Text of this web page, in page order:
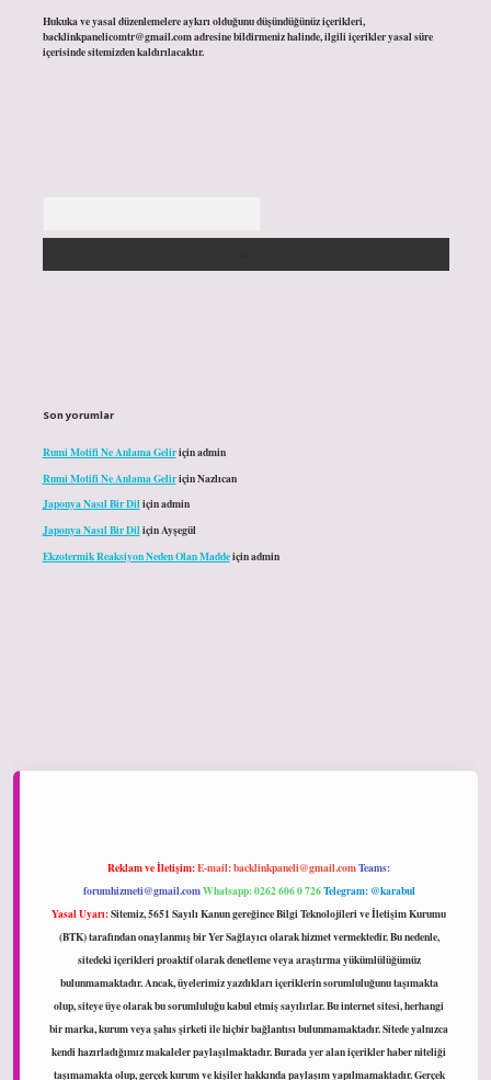
Hukuka ve yasal düzenlemelere aykırı olduğunu düşündüğünüz içerikleri,
backlinkpanelicomtr@gmail.comadresine bildirmeniz halinde, ilgili içerikler yasal süre
içerisinde sitemizden kaldırılacaktır.
Son yorumlar
Rumi Motifi Ne Anlama Geliriçinadmin
Rumi Motifi Ne Anlama GeliriçinNazlıcan
Japonya Nasıl Bir Diliçinadmin
Japonya Nasıl Bir DiliçinAyşegül
Ekzotermik Reaksiyon Neden Olan Maddeiçinadmin
Reklam ve İletişim:E-mail:backlinkpaneli@gmail.comTeams:
forumhizmeti@gmail.comWhatsapp: 0262 606 0 726Telegram: @karabul
Yasal Uyarı:Sitemiz, 5651 Sayılı Kanun gereğince Bilgi Teknolojileri ve İletişim Kurumu
(BTK) tarafından onaylanmış bir Yer Sağlayıcı olarak hizmet vermektedir. Bu nedenle,
sitedeki içerikleri proaktif olarak denetleme veya araştırma yükümlülüğümüz
bulunmamaktadır. Ancak, üyelerimiz yazdıkları içeriklerin sorumluluğunu taşımakta
olup, siteye üye olarak bu sorumluluğu kabul etmiş sayılırlar. Bu internet sitesi, herhangi
bir marka, kurum veya şahıs şirketi ile hiçbir bağlantısı bulunmamaktadır. Sitede yalnızca
kendi hazırladığımız makaleler paylaşılmaktadır. Burada yer alan içerikler haber niteliği
taşımamakta olup, gerçek kurum ve kişiler hakkında paylaşım yapılmamaktadır. Gerçek